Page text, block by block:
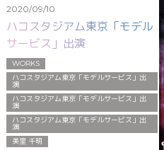
2020/09/10
ハコスタジアム東京「モデル
サービス」出演
WORKS
ハコスタジアム東京「モデルサービス」出
演
ハコスタジアム東京「モデルサービス」出
演
ハコスタジアム東京「モデルサービス」出
演
美里 千明